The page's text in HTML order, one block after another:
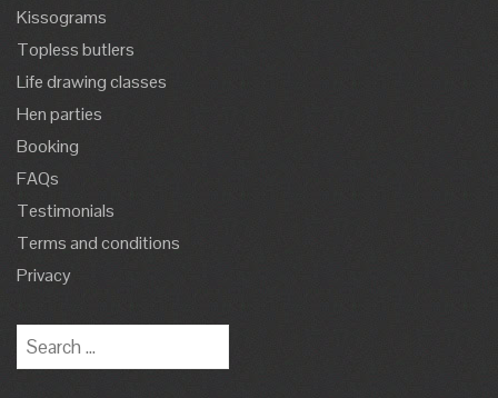
Kissograms
Topless butlers
Life drawing classes
Hen parties
Booking
FAQs
Testimonials
Terms and conditions
Privacy
Search
for: